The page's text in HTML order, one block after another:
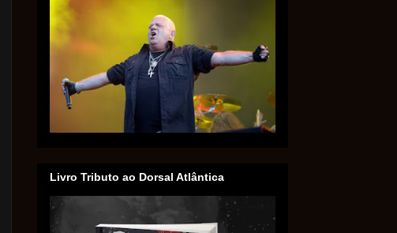
Livro Tributo ao Dorsal Atlântica